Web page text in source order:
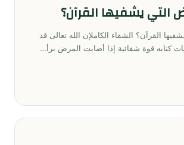
التي يشفيها القرآن؟
القرآن؟ الشفاء الكاملإن الله تعالى قد
كتابه قوة شفائية إذا أصابت المرض برأ…